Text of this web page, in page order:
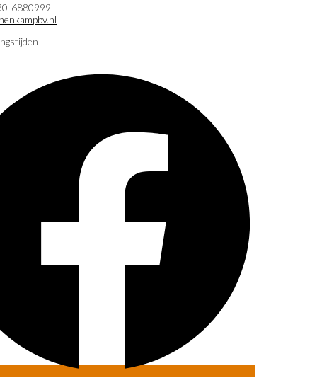
6880999